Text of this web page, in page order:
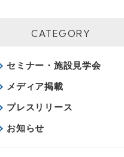
CATEGORY
セミナー・施設見学会
メディア掲載
プレスリリース
お知らせ